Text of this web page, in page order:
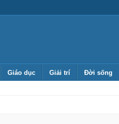
Giáo dục Giải trí Đời sống